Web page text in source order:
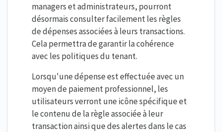
managers et administrateurs, pourront
désormais consulter facilement les règles
de dépenses associées à leurs transactions.
Cela permettra de garantir la cohérence
avec les politiques du tenant.
Lorsqu'une dépense est effectuée avec un
moyen de paiement professionnel, les
utilisateurs verront une icône spécifique et
le contenu de la règle associée à leur
transaction ainsi que des alertes dans le cas